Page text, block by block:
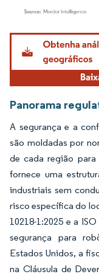
Imagem © Mordor
Panorama
A segurança e a
são moldadas por
de cada região para
fornece uma
industriais sem
risco específica do
10218-1:2025 e a
segurança para
Estados Unidos, a
na Cláusula de